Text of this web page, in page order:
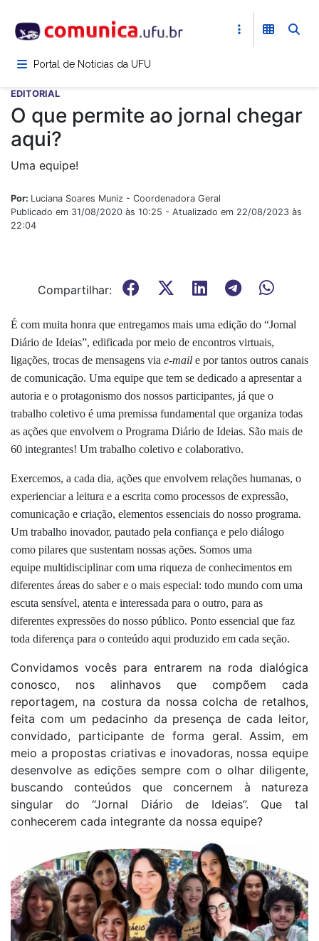
para
conteúdoPortal de Notícias da UFU
EDITORIAL
O que permite ao jornal chegar
aqui?
Uma equipe!
Por: Luciana Soares Muniz - Coordenadora Geral
Publicado em 31/08/2020 às 10:25 - Atualizado em 22/08/2023 às
22:04
Compartilhar:
É com muita honra que entregamos mais uma edição do “Jornal
Diário de Ideias”, edificada por meio de encontros virtuais,
ligações, trocas de mensagens via e-mail e por tantos outros canais
de comunicação. Uma equipe que tem se dedicado a apresentar a
autoria e o protagonismo dos nossos participantes, já que o
trabalho coletivo é uma premissa fundamental que organiza todas
as ações que envolvem o Programa Diário de Ideias. São mais de
60 integrantes! Um trabalho coletivo e colaborativo.
Exercemos, a cada dia, ações que envolvem relações humanas, o
experienciar a leitura e a escrita como processos de expressão,
comunicação e criação, elementos essenciais do nosso programa.
Um trabalho inovador, pautado pela confiança e pelo diálogo
como pilares que sustentam nossas ações. Somos uma
equipe multidisciplinar com uma riqueza de conhecimentos em
diferentes áreas do saber e o mais especial: todo mundo com uma
escuta sensível, atenta e interessada para o outro, para as
diferentes expressões do nosso público. Ponto essencial que faz
toda diferença para o conteúdo aqui produzido em cada seção.
Convidamos vocês para entrarem na roda dialógica
conosco, nos alinhavos que compõem cada
reportagem, na costura da nossa colcha de retalhos,
feita com um pedacinho da presença de cada leitor,
convidado, participante de forma geral. Assim, em
meio a propostas criativas e inovadoras, nossa equipe
desenvolve as edições sempre com o olhar diligente,
buscando conteúdos que concernem à natureza
singular do “Jornal Diário de Ideias”. Que tal
conhecerem cada integrante da nossa equipe?